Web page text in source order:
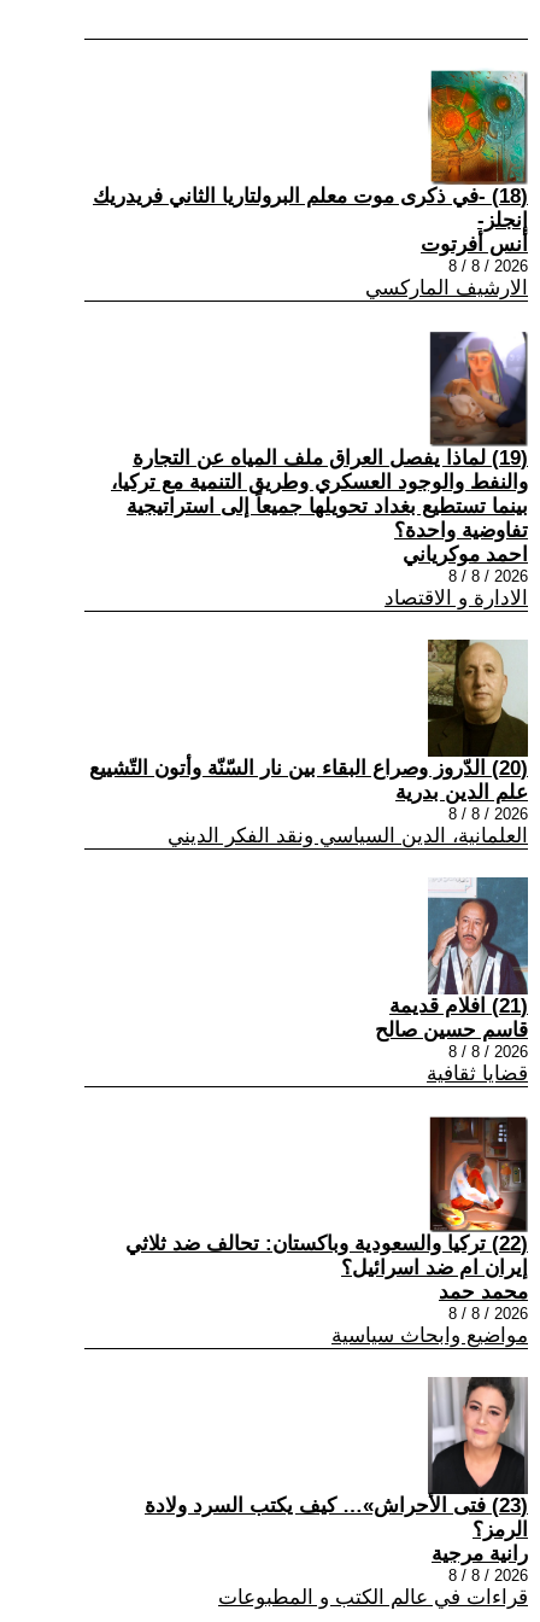
(18) -في ذكرى موت معلم البرولتاريا الثاني فريدريك
إنجلز-
أنس أفرتوت
2026 / 8 / 8
الارشيف الماركسي
(19) لماذا يفصل العراق ملف المياه عن التجارة
والنفط والوجود العسكري وطريق التنمية مع تركيا،
بينما تستطيع بغداد تحويلها جميعاً إلى استراتيجية
تفاوضية واحدة؟
احمد موكرياني
2026 / 8 / 8
الادارة و الاقتصاد
(20) الدّروز وصراع البقاء بين نار السّنّة وأتون التّشييع
علم الدين بدرية
2026 / 8 / 8
العلمانية، الدين السياسي ونقد الفكر الديني
(21) افلام قديمة
قاسم حسين صالح
2026 / 8 / 8
قضايا ثقافية
(22) تركيا والسعودية وباكستان: تحالف ضد ثلاثي
إيران ام ضد اسرائيل؟
محمد حمد
2026 / 8 / 8
مواضيع وابحاث سياسية
(23) فتى الأحراش»… كيف يكتب السرد ولادة
الرمز؟
رانية مرجية
2026 / 8 / 8
قراءات في عالم الكتب و المطبوعات